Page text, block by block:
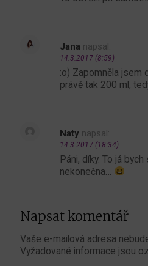
Jana napsal:
14.3.2017 (8:59)
:o) Zapomněla jsem
právě tak 200 ml,
Naty napsal:
14.3.2017 (18:34)
Páni, díky. To já
nekonečna…
Napsat komentář
Vaše e-mailová adresa
Vyžadované informace jsou